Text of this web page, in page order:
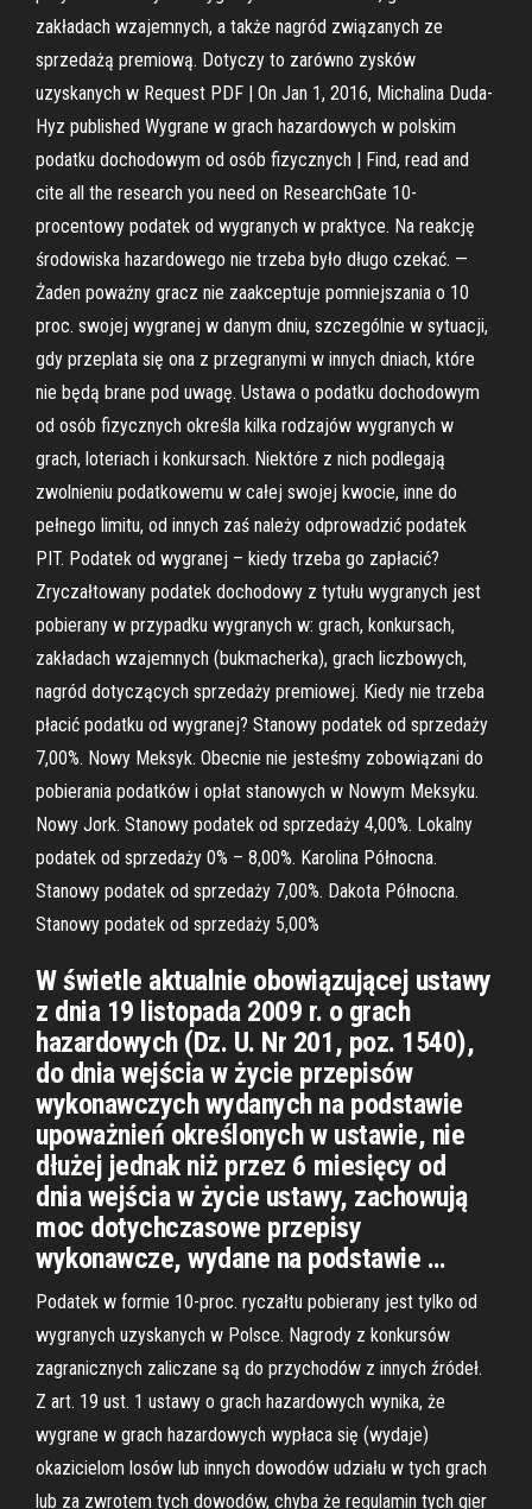
zakładach wzajemnych, a także nagród związanych ze
sprzedażą premiową. Dotyczy to zarówno zysków
uzyskanych w Request PDF | On Jan 1, 2016, Michalina Duda-
Hyz published Wygrane w grach hazardowych w polskim
podatku dochodowym od osób fizycznych | Find, read and
cite all the research you need on ResearchGate 10-
procentowy podatek od wygranych w praktyce. Na reakcję
środowiska hazardowego nie trzeba było długo czekać. —
Żaden poważny gracz nie zaakceptuje pomniejszania o 10
proc. swojej wygranej w danym dniu, szczególnie w sytuacji,
gdy przeplata się ona z przegranymi w innych dniach, które
nie będą brane pod uwagę. Ustawa o podatku dochodowym
od osób fizycznych określa kilka rodzajów wygranych w
grach, loteriach i konkursach. Niektóre z nich podlegają
zwolnieniu podatkowemu w całej swojej kwocie, inne do
pełnego limitu, od innych zaś należy odprowadzić podatek
PIT. Podatek od wygranej – kiedy trzeba go zapłacić?
Zryczałtowany podatek dochodowy z tytułu wygranych jest
pobierany w przypadku wygranych w: grach, konkursach,
zakładach wzajemnych (bukmacherka), grach liczbowych,
nagród dotyczących sprzedaży premiowej. Kiedy nie trzeba
płacić podatku od wygranej? Stanowy podatek od sprzedaży
7,00%. Nowy Meksyk. Obecnie nie jesteśmy zobowiązani do
pobierania podatków i opłat stanowych w Nowym Meksyku.
Nowy Jork. Stanowy podatek od sprzedaży 4,00%. Lokalny
podatek od sprzedaży 0% – 8,00%. Karolina Północna.
Stanowy podatek od sprzedaży 7,00%. Dakota Północna.
Stanowy podatek od sprzedaży 5,00%
W świetle aktualnie obowiązującej ustawy
z dnia 19 listopada 2009 r. o grach
hazardowych (Dz. U. Nr 201, poz. 1540),
do dnia wejścia w życie przepisów
wykonawczych wydanych na podstawie
upoważnień określonych w ustawie, nie
dłużej jednak niż przez 6 miesięcy od
dnia wejścia w życie ustawy, zachowują
moc dotychczasowe przepisy
wykonawcze, wydane na podstawie …
Podatek w formie 10-proc. ryczałtu pobierany jest tylko od
wygranych uzyskanych w Polsce. Nagrody z konkursów
zagranicznych zaliczane są do przychodów z innych źródeł.
Z art. 19 ust. 1 ustawy o grach hazardowych wynika, że
wygrane w grach hazardowych wypłaca się (wydaje)
okazicielom losów lub innych dowodów udziału w tych grach
lub za zwrotem tych dowodów, chyba że regulamin tych gier